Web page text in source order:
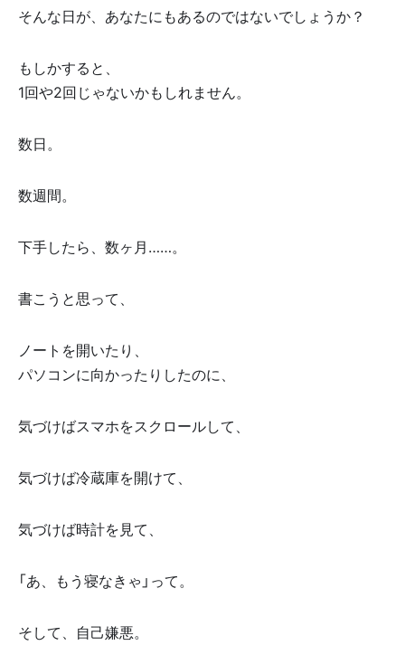
そんな日が、あなたにもあるのではないでしょうか？
もしかすると、
1回や2回じゃないかもしれません。
数日。
数週間。
下手したら、数ヶ月……。
書こうと思って、
ノートを開いたり、
パソコンに向かったりしたのに、
気づけばスマホをスクロールして、
気づけば冷蔵庫を開けて、
気づけば時計を見て、
「あ、もう寝なきゃ」って。
そして、自己嫌悪。